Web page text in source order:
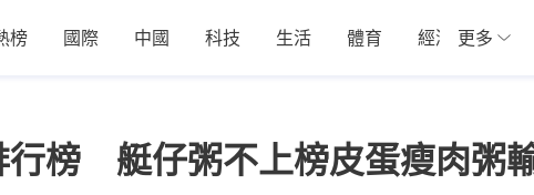
榜 國際 中國 科技 生活 體育 經濟 01深圳
更多
行榜 艇仔粥不上榜皮蛋瘦肉粥